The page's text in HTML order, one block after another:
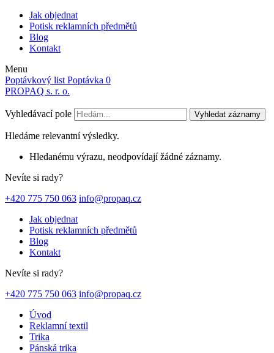
Jak objednat
Potisk reklamních předmětů
Blog
Kontakt
Menu
Poptávkový list Poptávka 0
PROPAQ s. r. o.
Vyhledávací pole Vyhledat záznamy
Hledáme relevantní výsledky.
Hledanému výrazu, neodpovídají žádné záznamy.
Nevíte si rady?
+420 775 750 063 info@propaq.cz
Jak objednat
Potisk reklamních předmětů
Blog
Kontakt
Nevíte si rady?
+420 775 750 063 info@propaq.cz
Úvod
Reklamní textil
Trika
Pánská trika